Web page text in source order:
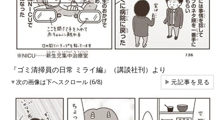
『ゴミ清掃員の日常 ミライ編』（講談社刊）より
▼次の画像は下へスクロール (6/8) ▶元記事を見る